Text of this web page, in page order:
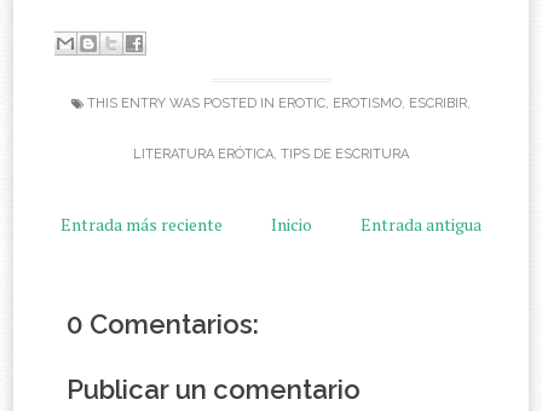
THIS ENTRY WAS POSTED IN EROTIC, EROTISMO, ESCRIBIR,
LITERATURA ERÓTICA, TIPS DE ESCRITURA
Entrada más reciente Entrada antigua
Inicio
0 Comentarios:
Publicar un comentario